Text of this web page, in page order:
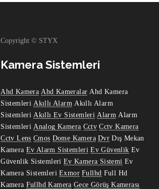
Copyright © STYX
Kamera Sistemleri
Ahd Kamera Ahd Kameralar Ahd Kamera
Sistemleri Akıllı Alarm Akıllı Alarm
Sistemleri Akıllı Ev Sistemleri Alarm Alarm
Sistemleri Analog Kamera Cctv Cctv Kamera
Cctv Lens Cmos Dome Kamera Dvr Dış Mekan
Kamera Ev Alarm Sistemleri Ev Güvenlik Ev
Güvenlik Sistemleri Ev Kamera Sistemi Ev
Kamera Sistemleri Exmor Fullhd Full Hd
Kamera Fullhd Kamera Gece Görüş Kamerası